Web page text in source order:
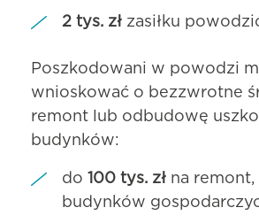
2 tys. zł zasiłku
Poszkodowani w powodzi
wnioskować o bezzwrotne
remont lub odbudowę
budynków:
do 100 tys. zł na
budynków